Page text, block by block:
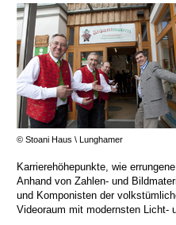
© Stoani Haus \ Lunghamer
Karrierehöhepunkte, wie
Anhand von Zahlen- und
und Komponisten der
Videoraum mit modernsten Licht-